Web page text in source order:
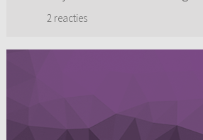
eigenlijk ee...
2 reacties